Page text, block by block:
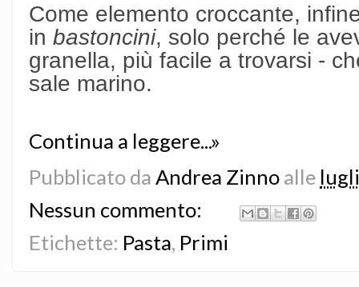
Come elemento croccante,
in bastoncini, solo perché le
granella, più facile a trovarsi -
sale marino.
Continua a leggere...»
Pubblicato da Andrea Zinno alle
Nessun commento:
Etichette: Pasta, Primi